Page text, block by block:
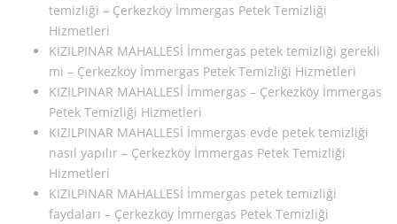
temizliği – Çerkezköy İmmergas Petek Temizliği
Hizmetleri
KIZILPINAR MAHALLESİ İmmergas petek temizliği gerekli
mi – Çerkezköy İmmergas Petek Temizliği Hizmetleri
KIZILPINAR MAHALLESİ İmmergas – Çerkezköy İmmergas
Petek Temizliği Hizmetleri
KIZILPINAR MAHALLESİ İmmergas evde petek temizliği
nasıl yapılır – Çerkezköy İmmergas Petek Temizliği
Hizmetleri
KIZILPINAR MAHALLESİ İmmergas petek temizliği
faydaları – Çerkezköy İmmergas Petek Temizliği